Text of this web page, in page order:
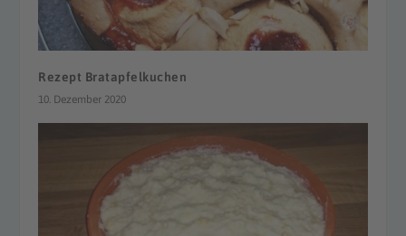
Rezept Bratapfelkuchen
10. Dezember 2020